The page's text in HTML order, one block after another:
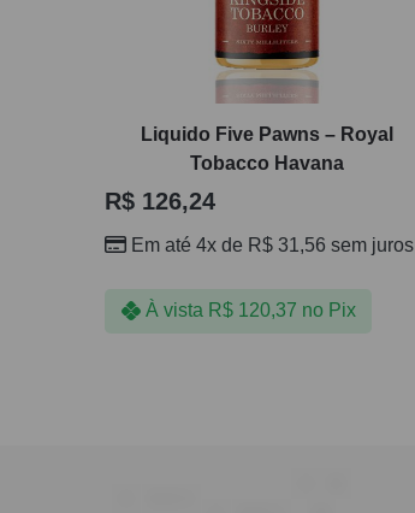
Liquido Five Pawns – Royal
Tobacco Havana
R$ 126,24
Em até 4x de R$ 31,56 sem juros
À vista R$120,37 no Pix